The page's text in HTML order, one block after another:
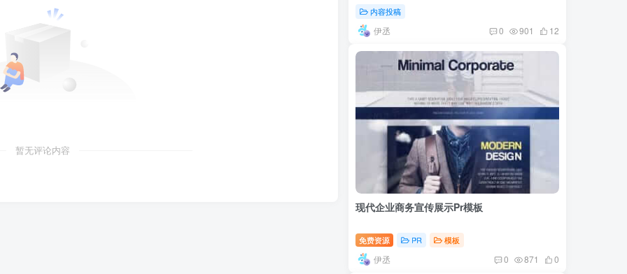
暂无评论内容
内容投稿
伊丞 0 901 12
现代企业商务宣传展示Pr模板
免费资源 PR 模板
伊丞 0 871 0